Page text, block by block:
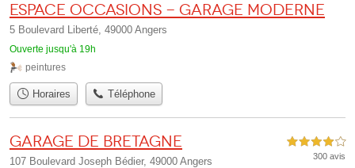
Espace Occasions - Garage Moderne
5 Boulevard Liberté, 49000 Angers
Ouverte jusqu'à 19h
peintures
Horaires Téléphone
Garage de Bretagne
107 Boulevard Joseph Bédier, 49000 Angers
4,0 étoiles sur 5
300 avis